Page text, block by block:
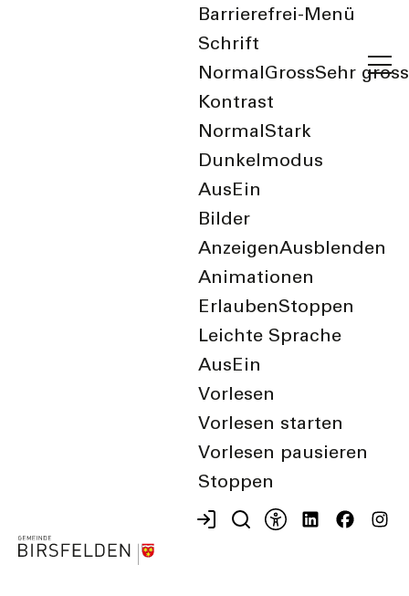
Barrierefrei-Menü
Schrift
Normal GrossSehr gross
Kontrast
Normal Stark
Dunkelmodus
Aus Ein
Bilder
AnzeigenAusblenden
Animationen
ErlaubenStoppen
Leichte Sprache
Aus Ein
Vorlesen
Vorlesen starten
Vorlesen pausieren
Stoppen
zurück zur Übersicht
Daniel Miesch
Behördenmitglieder